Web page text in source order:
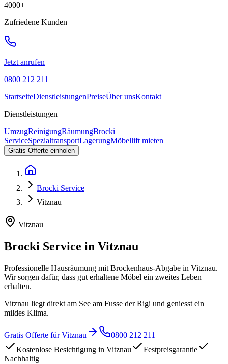
4000+
Zufriedene Kunden
Jetzt anrufen
0800 212 211
StartseiteDienstleistungenPreiseÜber unsKontakt
Dienstleistungen
UmzugReinigungRäumungBrocki
ServiceSpezialtransportLagerungMöbellift mieten
Gratis Offerte einholen
Brocki Service
Vitznau
Vitznau
Brocki Service in Vitznau
Professionelle Hausräumung mit Brockenhaus-Abgabe in Vitznau.
Wir sorgen dafür, dass gut erhaltene Möbel ein zweites Leben
erhalten.
Vitznau liegt direkt am See am Fusse der Rigi und geniesst ein
mildes Klima.
Gratis Offerte fürVitznau
0800 212 211
Kostenlose Besichtigung in Vitznau
Festpreisgarantie
Nachhaltig